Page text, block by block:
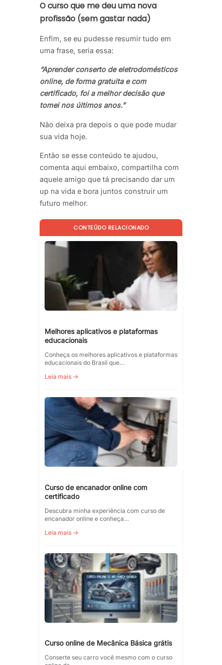
O curso que me deu uma nova
profissão (sem gastar nada)
Enfim, se eu pudesse resumir tudo em
uma frase, seria essa:
“Aprender conserto de eletrodomésticos
online, de forma gratuita e com
certificado, foi a melhor decisão que
tomei nos últimos anos.”
Não deixa pra depois o que pode mudar
sua vida hoje.
Então se esse conteúdo te ajudou,
comenta aqui embaixo, compartilha com
aquele amigo que tá precisando dar um
up na vida e bora juntos construir um
futuro melhor.
CONTEÚDO RELACIONADO
Melhores aplicativos e plataformas
educacionais
Conheça os melhores aplicativos e plataformas
educacionais do Brasil que…
Leia mais →
Curso de encanador online com
certificado
Descubra minha experiência com curso de
encanador online e conheça…
Leia mais →
Curso online de Mecânica Básica grátis
Conserte seu carro você mesmo com o curso